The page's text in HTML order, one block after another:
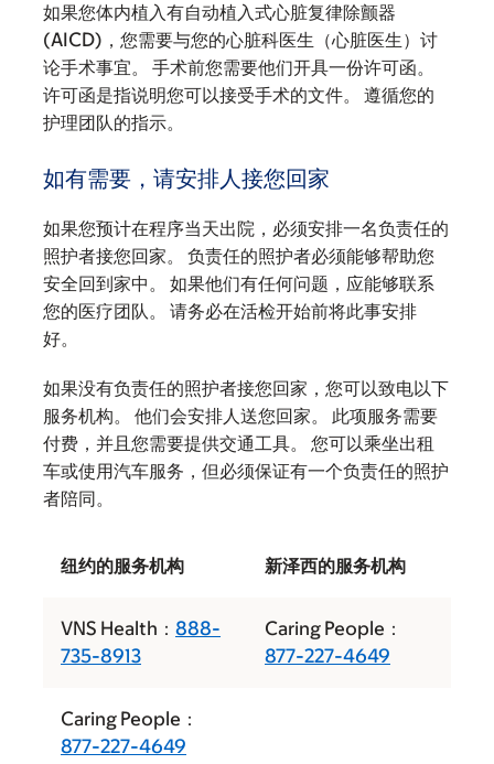
如果您体内植入有自动植入式心脏复律除颤器
(AICD)，您需要与您的心脏科医生（心脏医生）讨
论手术事宜。 手术前您需要他们开具一份许可函。
许可函是指说明您可以接受手术的文件。 遵循您的
护理团队的指示。
如有需要，请安排人接您回家
如果您预计在程序当天出院，必须安排一名负责任的
照护者接您回家。 负责任的照护者必须能够帮助您
安全回到家中。 如果他们有任何问题，应能够联系
您的医疗团队。 请务必在活检开始前将此事安排
好。
如果没有负责任的照护者接您回家，您可以致电以下
服务机构。 他们会安排人送您回家。 此项服务需要
付费，并且您需要提供交通工具。 您可以乘坐出租
车或使用汽车服务，但必须保证有一个负责任的照护
者陪同。
纽约的服务机构 新泽西的服务机构
VNS Health： 888-
735-8913
Caring People：
877-227-4649
Caring People：
877-227-4649